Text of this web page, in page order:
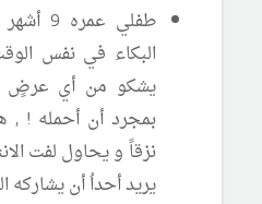
طفلي
البكاء في نفس
يشكو من أي عرضٍ
بمجرد أن أحمله ! ,
نزقاً و يحاول لفت
يريد أحداُ أن يشاركه